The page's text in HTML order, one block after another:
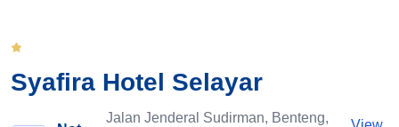
Syafira Hotel Selayar
Jalan Jenderal Sudirman, Benteng,